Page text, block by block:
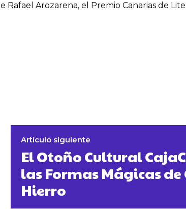
Rafael Arozarena, el Premio Canarias de
Artículo siguiente
El Otoño Cultural
las Formas Mágicas de
Hierro